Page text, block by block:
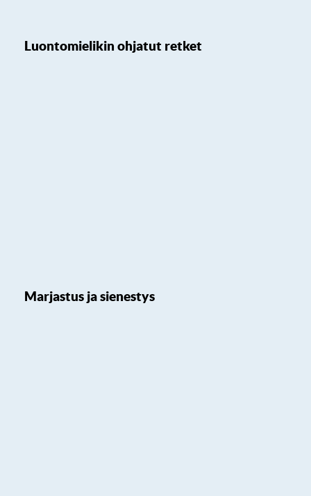
Luontomielikin ohjatut retket
Marjastus ja sienestys